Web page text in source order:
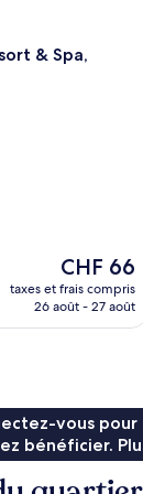
& Spa,
Le
nouveau
prix
CHF 66
taxes et frais compris
26 août - 27 août
vous
bénéficier.